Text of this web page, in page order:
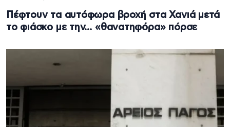
Πέφτουν τα αυτόφωρα βροχή στα Χανιά μετά
το φιάσκο με την… «θανατηφόρα» πόρσε